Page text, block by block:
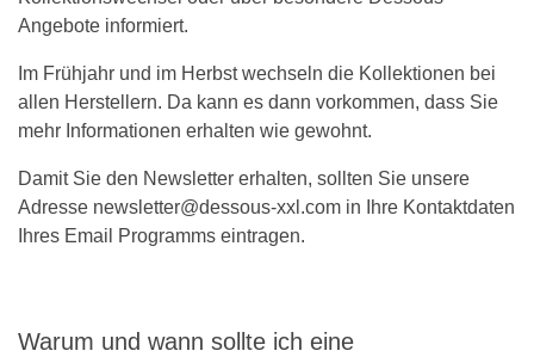
Angebote informiert.
Im Frühjahr und im Herbst wechseln die Kollektionen bei
allen Herstellern. Da kann es dann vorkommen, dass Sie
mehr Informationen erhalten wie gewohnt.
Damit Sie den Newsletter erhalten, sollten Sie unsere
Adresse newsletter@dessous-xxl.com in Ihre Kontaktdaten
Ihres Email Programms eintragen.
Warum und wann sollte ich eine